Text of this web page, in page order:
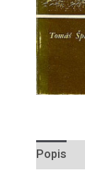
Popis